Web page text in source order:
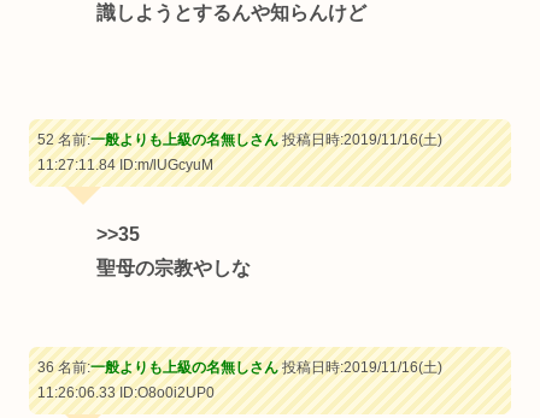
識しようとするんや知らんけど
52 名前:一般よりも上級の名無しさん投稿日時:2019/11/16(土)
11:27:11.84ID:m/lUGcyuM
>>35
聖母の宗教やしな
36 名前:一般よりも上級の名無しさん投稿日時:2019/11/16(土)
11:26:06.33ID:O8o0i2UP0